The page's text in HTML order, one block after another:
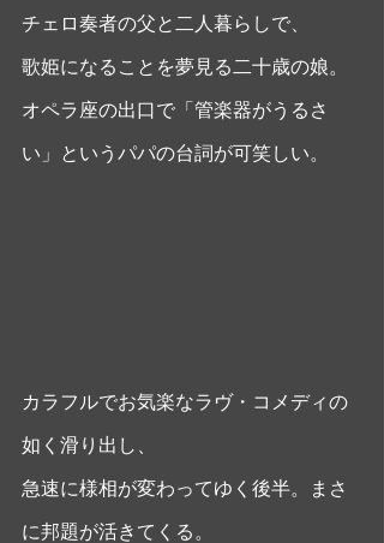
チェロ奏者の父と二人暮らしで、
歌姫になることを夢見る二十歳の娘。
オペラ座の出口で「管楽器がうるさ
い」というパパの台詞が可笑しい。
カラフルでお気楽なラヴ・コメディの
如く滑り出し、
急速に様相が変わってゆく後半。まさ
に邦題が活きてくる。